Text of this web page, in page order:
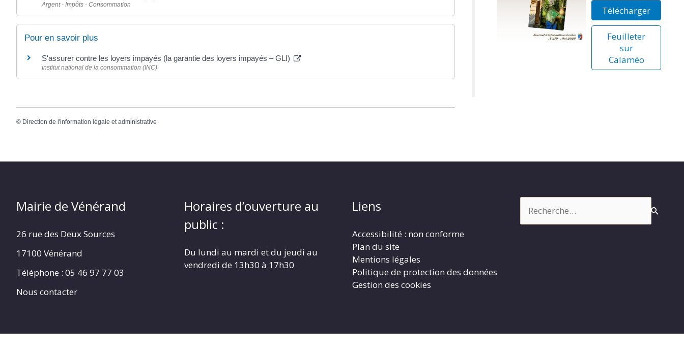
Argent - Impôts - Consommation
Pour en savoir plus
S'assurer contre les loyers impayés (la garantie des loyers impayés – GLI)
Institut national de la consommation (INC)
© Direction de l'information légale et administrative
Télécharger
Feuilleter
sur
Calaméo
Mairie de Vénérand
26 rue des Deux Sources
17100 Vénérand
Téléphone : 05 46 97 77 03
Nous contacter
Horaires d’ouverture au
public :
Du lundi au mardi et du jeudi au
vendredi de 13h30 à 17h30
Liens
Accessibilité : non conforme
Plan du site
Mentions légales
Politique de protection des données
Gestion des cookies